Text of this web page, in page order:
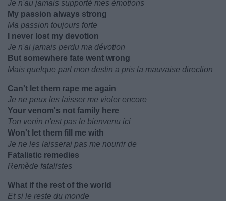
Je n'au jamais supporté mes émotions
My passion always strong
Ma passion toujours forte
I never lost my devotion
Je n'ai jamais perdu ma dévotion
But somewhere fate went wrong
Mais quelque part mon destin a pris la mauvaise direction
Can't let them rape me again
Je ne peux les laisser me violer encore
Your venom's not family here
Ton venin n'est pas le bienvenu ici
Won't let them fill me with
Je ne les laisserai pas me nourrir de
Fatalistic remedies
Remède fatalistes
What if the rest of the world
Et si le reste du monde